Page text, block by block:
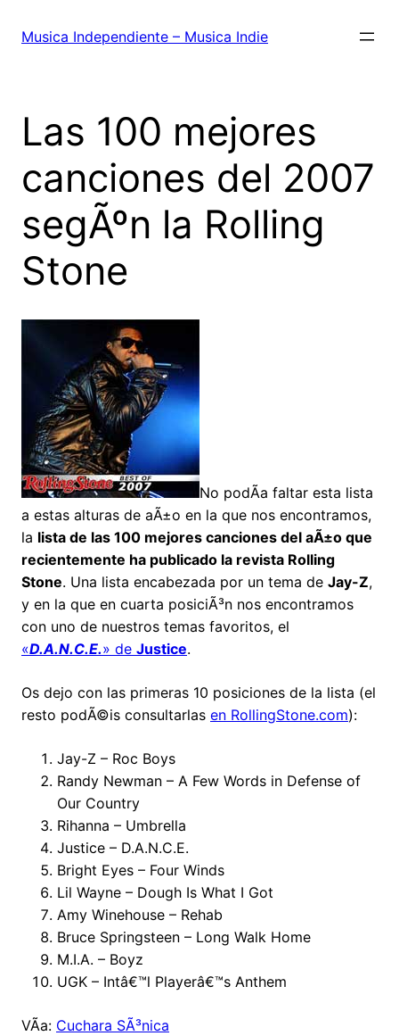
Musica Independiente – Musica Indie
Las 100 mejores
canciones del 2007
segÃºn la Rolling
Stone
No podÃ­a faltar esta lista
a estas alturas de aÃ±o en la que nos encontramos,
la lista de las 100 mejores canciones del aÃ±o que
recientemente ha publicado la revista Rolling
Stone. Una lista encabezada por un tema de Jay-Z,
y en la que en cuarta posiciÃ³n nos encontramos
con uno de nuestros temas favoritos, el
«D.A.N.C.E.» de Justice.
Os dejo con las primeras 10 posiciones de la lista (el
resto podÃ©is consultarlas en RollingStone.com):
Jay-Z – Roc Boys
Randy Newman – A Few Words in Defense of
Our Country
Rihanna – Umbrella
Justice – D.A.N.C.E.
Bright Eyes – Four Winds
Lil Wayne – Dough Is What I Got
Amy Winehouse – Rehab
Bruce Springsteen – Long Walk Home
M.I.A. – Boyz
UGK – Intâ€™l Playerâ€™s Anthem
VÃ­a: Cuchara SÃ³nica